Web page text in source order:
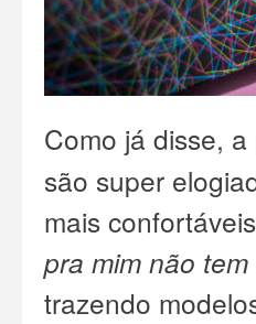
Como já disse,
são super
mais
pra mim não
trazendo